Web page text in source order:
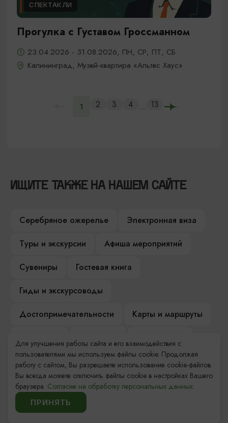
СПЕКТАКЛИ
Прогулка с Густавом Гроссманном
23.04.2026 - 31.08.2026, ПН, СР, ПТ, СБ
Калининград, Музей-квартира «Альтес Хаус»
1 2 3 4 ... 13
ИЩИТЕ ТАКЖЕ НА НАШЕМ САЙТЕ
Серебряное ожерелье
Электронная виза
Туры и экскурсии
Афиша мероприятий
Сувениры
Гостевая книга
Гиды и экскурсоводы
Достопримечательности
Карты и маршруты
Компас Балтийской кухни
Настоящий Калининградец
Музеи
Для улучшения работы сайта и его взаимодействия с
пользователями мы используем файлы cookie. Продолжая
работу с сайтом, Вы разрешаете использование cookie-файлов.
Вы всегда можете отключить файлы cookie в настройках Вашего
браузера. Согласие на обработку персональных данных.
ПРИНЯТЬ